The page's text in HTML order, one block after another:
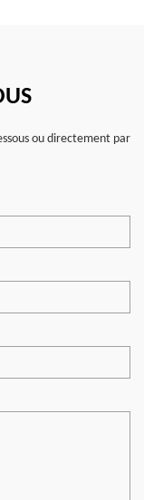
ou directement par